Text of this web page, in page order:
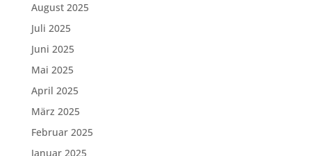
August 2025
Juli 2025
Juni 2025
Mai 2025
April 2025
März 2025
Februar 2025
Januar 2025